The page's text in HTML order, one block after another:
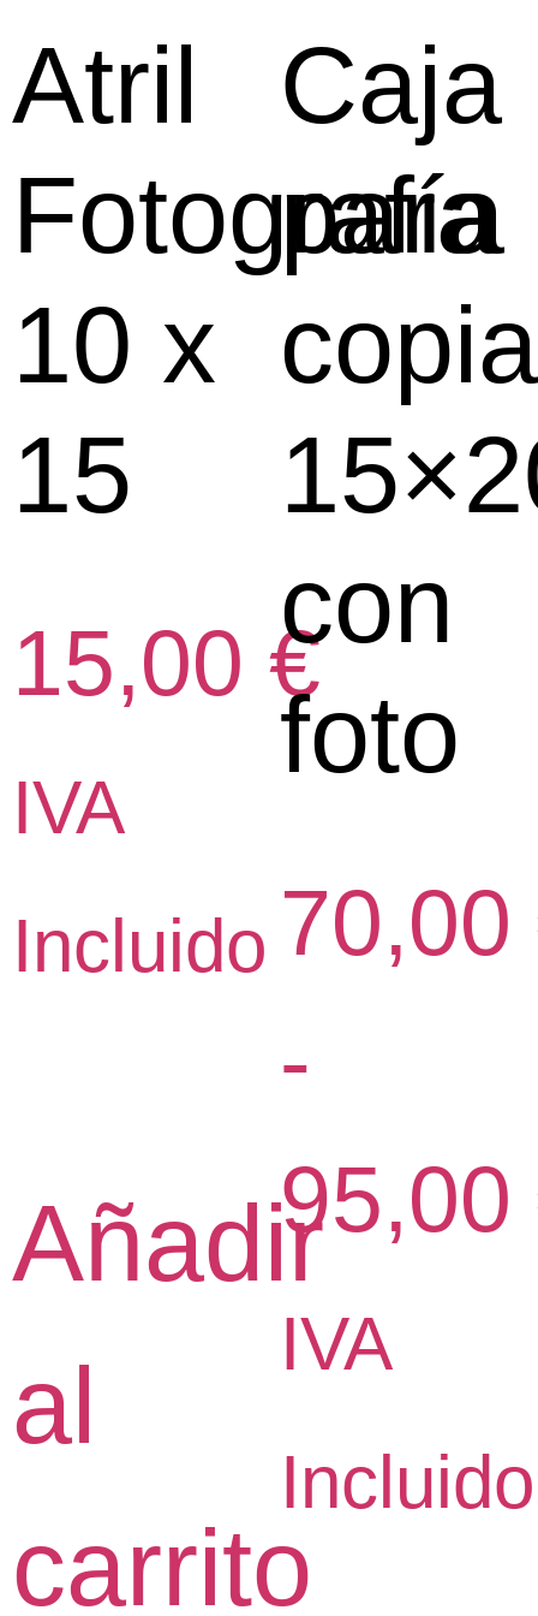
Atril
Fotografía
10 x
15
15,00 €
IVA
Incluido
Añadir
al
carrito
Caja
para
con
foto
70,00
-
95,00
de
IVA
Incluido